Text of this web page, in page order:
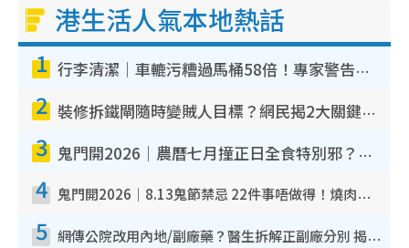
港生活人氣本地熱話
1 行李清潔｜車轆污糟過馬桶58倍！專家警告忌用酒精抹 教1招免污手除菌
2 裝修拆鐵閘隨時變賊人目標？網民揭2大關鍵用途：裝新式等於白裝？附新舊鐵閘分別
3 鬼門開2026｜農曆七月撞正日全食特別邪？專家警告切忌做一事！揭4大禁忌+2招保平安
4 鬼門開2026｜8.13鬼節禁忌 22件事唔做得！燒肉、刺身要少食？半夜勿吹口哨/打呢個電話
5 網傳公院改用內地/副廠藥？醫生拆解正副廠分別 揭4類人換藥隨時出事